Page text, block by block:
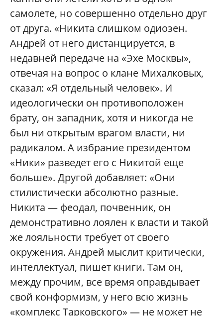
самолете, но совершенно отдельно друг
от друга. «Никита слишком одиозен.
Андрей от него дистанцируется, в
недавней передаче на «Эхе Москвы»,
отвечая на вопрос о клане Михалковых,
сказал: «Я отдельный человек». И
идеологически он противоположен
брату, он западник, хотя и никогда не
был ни открытым врагом власти, ни
радикалом. А избрание президентом
«Ники» разведет его с Никитой еще
больше». Другой добавляет: «Они
стилистически абсолютно разные.
Никита — феодал, почвенник, он
демонстративно лоялен к власти и такой
же лояльности требует от своего
окружения. Андрей мыслит критически,
интеллектуал, пишет книги. Там он,
между прочим, все время оправдывает
свой конформизм, у него всю жизнь
«комплекс Тарковского» — не может не